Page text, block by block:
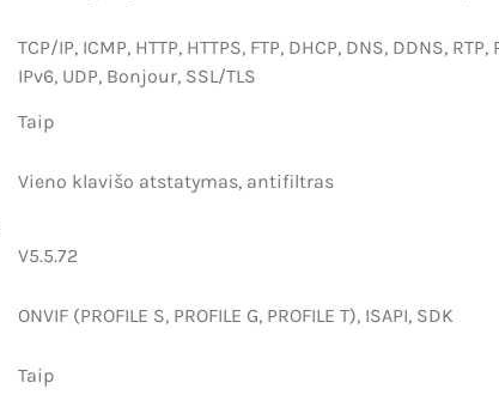
TCP/IP, ICMP, HTTP, HTTPS, FTP, DHCP, DNS, DDNS,
IPv6, UDP, Bonjour, SSL/TLS
Taip
Vieno klavišo atstatymas, antifiltras
V5.5.72
ONVIF (PROFILE S, PROFILE G, PROFILE T), ISAPI, SDK
Taip